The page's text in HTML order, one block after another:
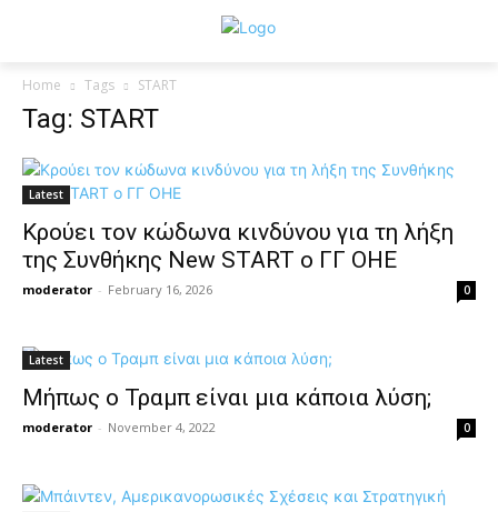
Home Tags START
Tag: START
Latest
Κρούει τον κώδωνα κινδύνου για τη λήξη
της Συνθήκης New START ο ΓΓ ΟΗΕ
moderator - February 16, 2026 0
Latest
Μήπως ο Τραμπ είναι μια κάποια λύση;
moderator - November 4, 2022 0